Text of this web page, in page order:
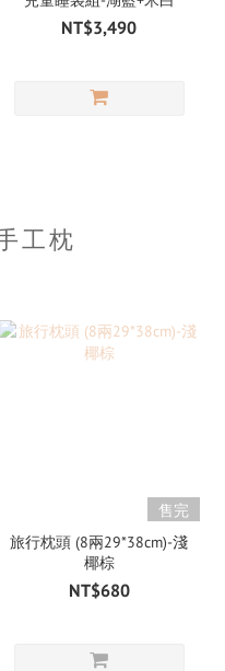
NT$3,490
工枕
售完
旅行枕頭 (8兩29*38cm)-淺
椰棕
NT$680